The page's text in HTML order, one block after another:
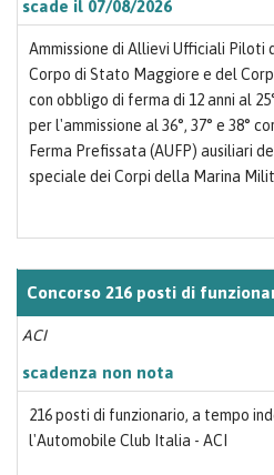
scade il 07/08/2026
Ammissione di Allievi Ufficiali Piloti
Corpo di Stato Maggiore e del
con obbligo di ferma di 12 anni al
per l'ammissione al 36°, 37° e 38°
Ferma Prefissata (AUFP) ausiliari
speciale dei Corpi della Marina
Concorso 216 posti di
ACI
scadenza non nota
216 posti di funzionario, a tempo
l'Automobile Club Italia - ACI